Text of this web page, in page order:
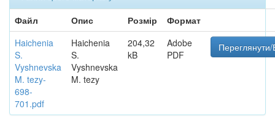
Файл
Опис Розмір
Формат
Haichenia
S.
Vyshnevska
M. tezy-
698-
701.pdf
Haichenia
S.
Vyshnevska
M. tezy
204,32
kB
Adobe
PDF
Переглянути/